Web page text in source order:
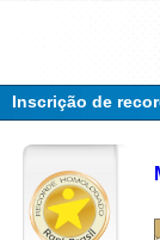
Inscrição de